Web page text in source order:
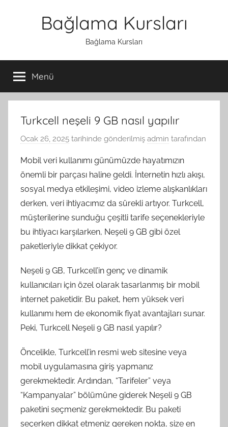
Bağlama Kursları
Bağlama Kursları
Menü
Turkcell neşeli 9 GB nasıl yapılır
Ocak 26, 2025 tarihinde gönderilmiş admin tarafından
Mobil veri kullanımı günümüzde hayatımızın
önemli bir parçası haline geldi. İnternetin hızlı akışı,
sosyal medya etkileşimi, video izleme alışkanlıkları
derken, veri ihtiyacımız da sürekli artıyor. Turkcell,
müşterilerine sunduğu çeşitli tarife seçenekleriyle
bu ihtiyacı karşılarken, Neşeli 9 GB gibi özel
paketleriyle dikkat çekiyor.
Neşeli 9 GB, Turkcell’in genç ve dinamik
kullanıcıları için özel olarak tasarlanmış bir mobil
internet paketidir. Bu paket, hem yüksek veri
kullanımı hem de ekonomik fiyat avantajları sunar.
Peki, Turkcell Neşeli 9 GB nasıl yapılır?
Öncelikle, Turkcell’in resmi web sitesine veya
mobil uygulamasına giriş yapmanız
gerekmektedir. Ardından, “Tarifeler” veya
“Kampanyalar” bölümüne giderek Neşeli 9 GB
paketini seçmeniz gerekmektedir. Bu paketi
seçerken dikkat etmeniz gereken nokta, size en